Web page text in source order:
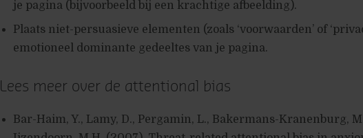
je pagina (bijvoorbeeld bij een krachtige afbeelding).
Plaats niet-persuasieve elementen (zoals ‘voorwaarden’ of
emotioneel dominante gedeeltes van je pagina.
Lees meer over de attentional bias
Bar-Haim, Y., Lamy, D., Pergamin, L., Bakermans-Kranenburg,